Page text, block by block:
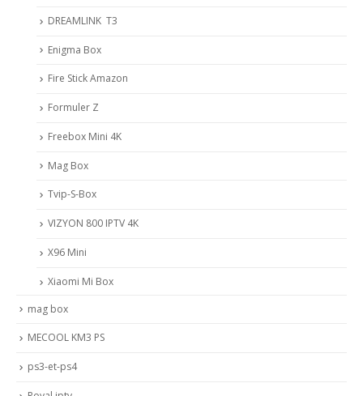
DREAMLINK T3
Enigma Box
Fire Stick Amazon
Formuler Z
Freebox Mini 4K
Mag Box
Tvip-S-Box
VIZYON 800 IPTV 4K
X96 Mini
Xiaomi Mi Box
mag box
MECOOL KM3 PS
ps3-et-ps4